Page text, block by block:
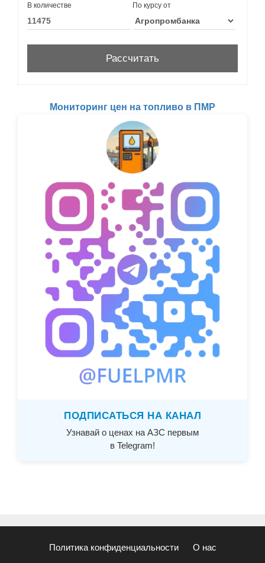
В количестве По курсу от
Мониторинг цен на топливо в ПМР
ПОДПИСАТЬСЯ НА КАНАЛ
Узнавай о ценах на АЗС первым
в Telegram!
Политика конфиденциальности О нас